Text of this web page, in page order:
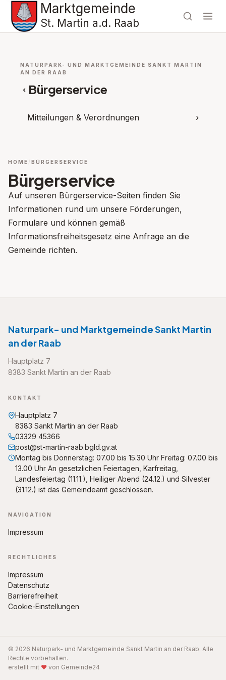
Marktgemeinde
St. Martin a.d. Raab
NATURPARK- UND MARKTGEMEINDE SANKT MARTIN
AN DER RAAB
‹ Bürgerservice
Mitteilungen & Verordnungen ›
HOME BÜRGERSERVICE
Bürgerservice
Auf unseren Bürgerservice-Seiten finden Sie
Informationen rund um unsere Förderungen,
Formulare und können gemäß
Informationsfreiheitsgesetz eine Anfrage an die
Gemeinde richten.
Naturpark- und Marktgemeinde Sankt Martin
an der Raab
Hauptplatz 7
8383 Sankt Martin an der Raab
KONTAKT
Hauptplatz 7
8383 Sankt Martin an der Raab
03329 45366
post@st-martin-raab.bgld.gv.at
Montag bis Donnerstag: 07.00 bis 15.30 Uhr Freitag: 07.00 bis
13.00 Uhr An gesetzlichen Feiertagen, Karfreitag,
Landesfeiertag (11.11.), Heiliger Abend (24.12.) und Silvester
(31.12.) ist das Gemeindeamt geschlossen.
NAVIGATION
Impressum
RECHTLICHES
Impressum
Datenschutz
Barrierefreiheit
Cookie-Einstellungen
© 2026 Naturpark- und Marktgemeinde Sankt Martin an der Raab. Alle
Rechte vorbehalten.
erstellt mit ♥ von Gemeinde24